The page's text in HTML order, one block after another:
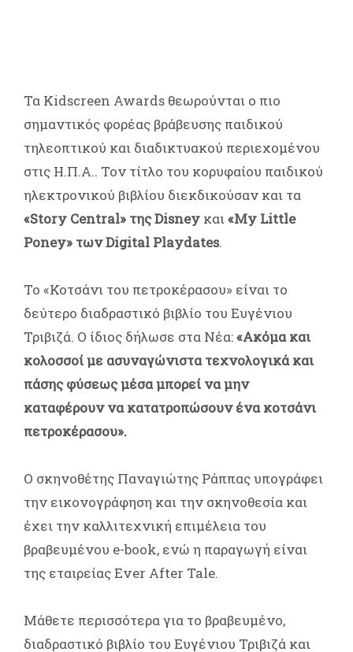
Τα Kidscreen Awards θεωρούνται ο πιο
σημαντικός φορέας βράβευσης παιδικού
τηλεοπτικού και διαδικτυακού περιεχομένου
στις Η.Π.Α.. Τον τίτλο του κορυφαίου παιδικού
ηλεκτρονικού βιβλίου διεκδικούσαν και τα
«Story Central» της Disney και«My Little
Poney» των Digital Playdates.
Το «Κοτσάνι του πετροκέρασου» είναι το
δεύτερο διαδραστικό βιβλίο του Ευγένιου
Τριβιζά. Ο ίδιος δήλωσε στα Νέα:«Ακόμα και
κολοσσοί με ασυναγώνιστα τεχνολογικά και
πάσης φύσεως μέσα μπορεί να μην
καταφέρουν να κατατρoπώσουν ένα κοτσάνι
πετροκέρασου».
Ο σκηνοθέτης Παναγιώτης Ράππας υπογράφει
την εικονογράφηση και την σκηνοθεσία και
έχει την καλλιτεχνική επιμέλεια του
βραβευμένου e-book, ενώ η παραγωγή είναι
της εταιρείας Ever After Tale.
Μάθετε περισσότερα για το βραβευμένο,
διαδραστικό βιβλίο του Ευγένιου Τριβιζά και